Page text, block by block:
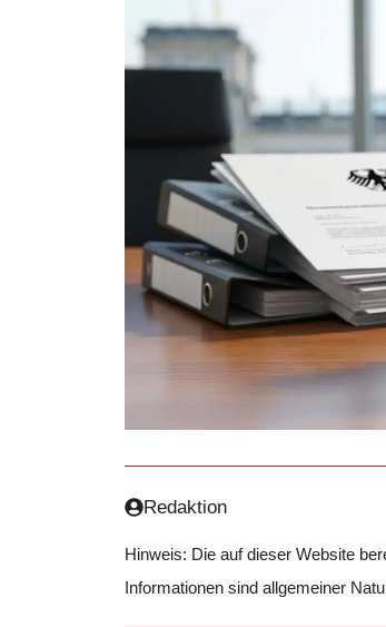
Redaktion
Hinweis: Die auf dieser Website
Informationen sind allgemeiner